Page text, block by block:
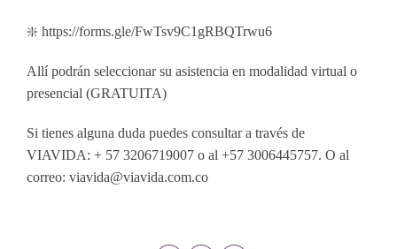
❇️ https://forms.gle/FwTsv9C1gRBQTrwu6
Allí podrán seleccionar su asistencia en modalidad virtual o
presencial (GRATUITA)
Si tienes alguna duda puedes consultar a través de
VIAVIDA: + 57 3206719007 o al +57 3006445757. O al
correo: viavida@viavida.com.co